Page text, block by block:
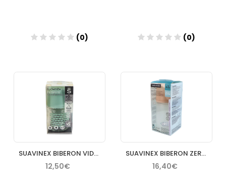
(0) (0)
Añadir
SUAVINEX BIBERON VIDRIO +0M SILICONA REDONDA 3 POS. 120 ML
12,50€
SUAVINEX BIBERON ZERO +3M SILICONA PIEL TM 270 ML
16,40€